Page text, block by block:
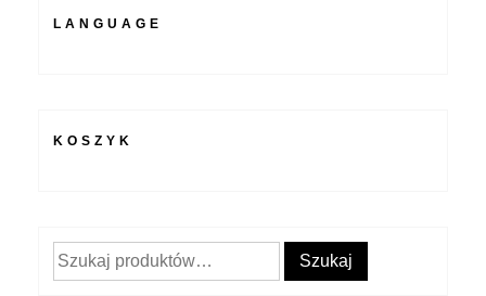
LANGUAGE
KOSZYK
Szukaj: Szukaj